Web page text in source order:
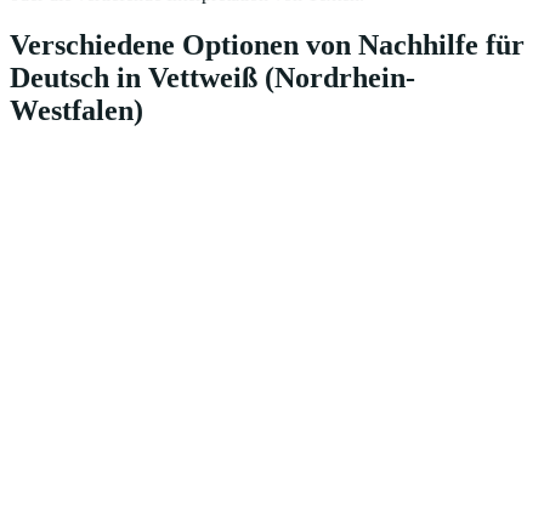
Verschiedene Optionen von Nachhilfe für
Deutsch in Vettweiß (Nordrhein-
Westfalen)